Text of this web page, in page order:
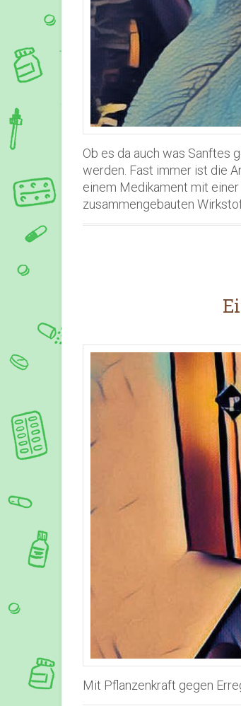
Ob es da auch was Sanftes
werden. Fast immer ist die
einem Medikament mit
zusammengebauten
Mit Pflanzenkraft gegen